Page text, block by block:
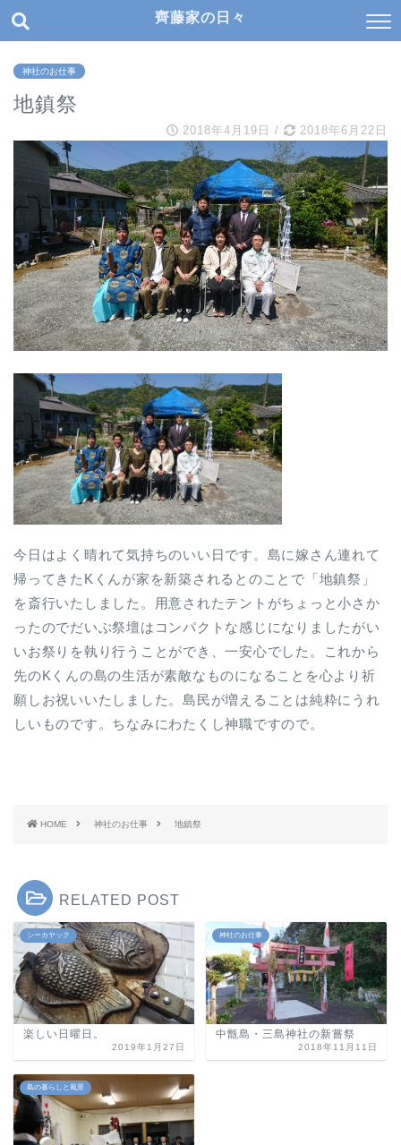
齊藤家の日々
神社のお仕事
地鎮祭
2018年4月19日 / 2018年6月22日
今日はよく晴れて気持ちのいい日です。島に嫁さん連れて
帰ってきたKくんが家を新築されるとのことで「地鎮祭」
を斎行いたしました。用意されたテントがちょっと小さか
ったのでだいぶ祭壇はコンパクトな感じになりましたがい
いお祭りを執り行うことができ、一安心でした。これから
先のKくんの島の生活が素敵なものになることを心より祈
願しお祝いいたしました。島民が増えることは純粋にうれ
しいものです。ちなみにわたくし神職ですので。
HOME 神社のお仕事 地鎮祭
RELATED POST
シーカヤック
楽しい日曜日。
2019年1月27日
神社のお仕事
中甑島・三島神社の新嘗祭
2018年11月11日
島の暮らしと風景